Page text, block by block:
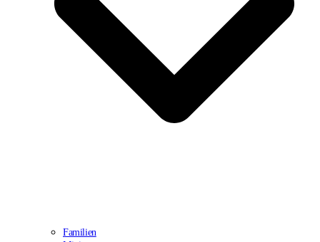
Familien